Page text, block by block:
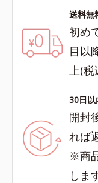
送料無
初め
目以
上(
30日以
開封
れば
※商
しま